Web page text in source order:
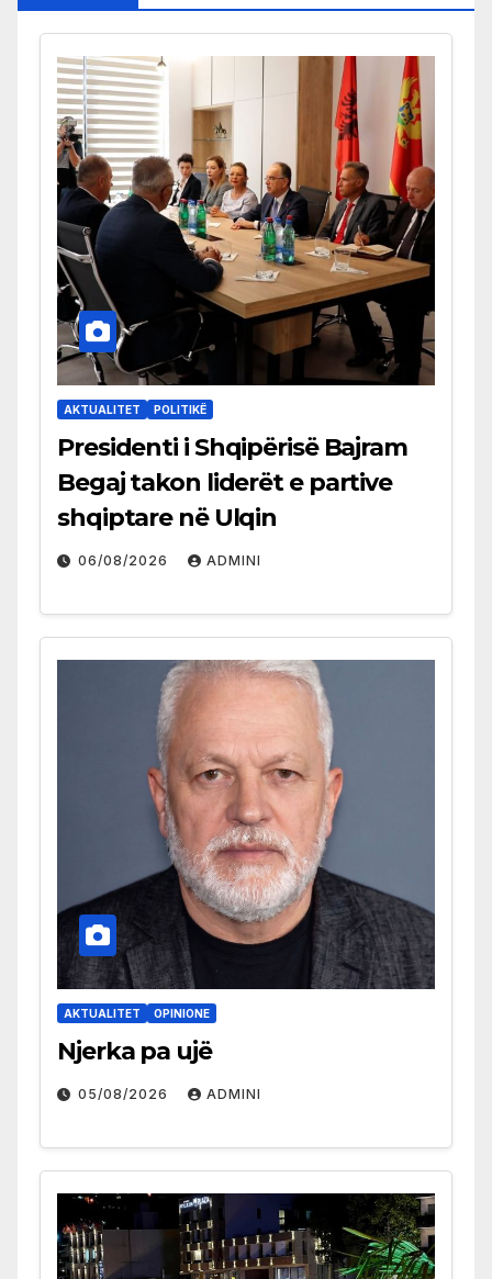
AKTUALITET POLITIKË
Presidenti i Shqipërisë Bajram
Begaj takon liderët e partive
shqiptare në Ulqin
06/08/2026 ADMINI
AKTUALITET OPINIONE
Njerka pa ujë
05/08/2026 ADMINI